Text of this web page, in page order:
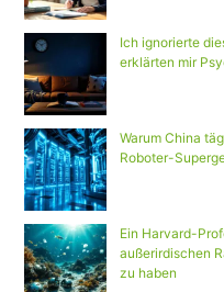
Ich ignorierte
erklärten mir
Warum China
Roboter-
Ein Harvard-
außerirdischen
zu haben